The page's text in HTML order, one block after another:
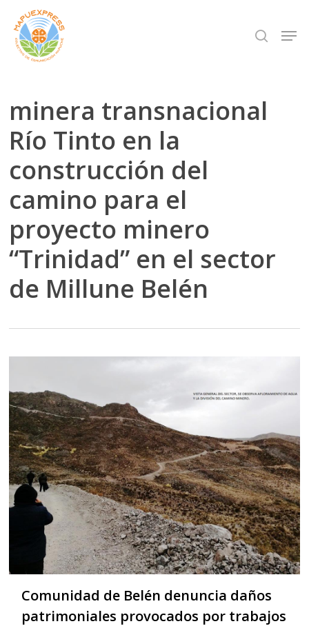
Skip
main
search
minera transnacional
Río Tinto en la
construcción del
camino para el
proyecto minero
“Trinidad” en el sector
de Millune Belén
Comunidad de Belén denuncia daños
patrimoniales provocados por trabajos
Close